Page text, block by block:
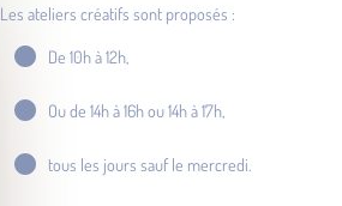
Les ateliers créatifs sont proposés :
De 10h à 12h,
Ou de 14h à 16h ou 14h à 17h,
tous les jours sauf le mercredi.